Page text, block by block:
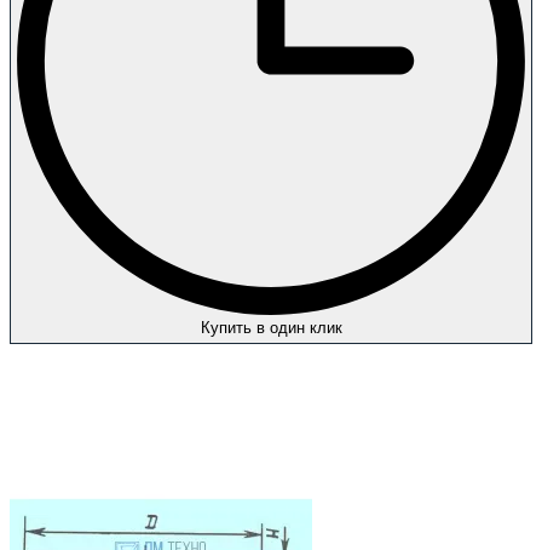
Купить в один клик